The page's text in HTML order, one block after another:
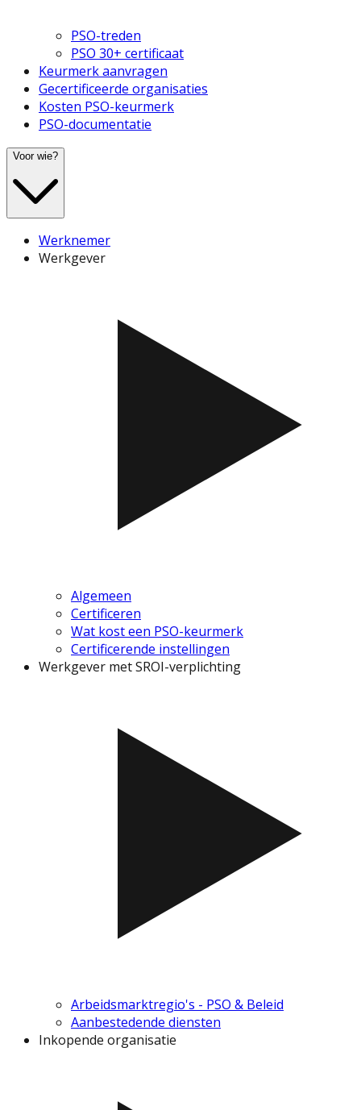
PSO-treden
PSO 30+ certificaat
Keurmerk aanvragen
Gecertificeerde organisaties
Kosten PSO-keurmerk
PSO-documentatie
Voor wie?
Werknemer
Werkgever
Algemeen
Certificeren
Wat kost een PSO-keurmerk
Certificerende instellingen
Werkgever met SROI-verplichting
Arbeidsmarktregio's - PSO & Beleid
Aanbestedende diensten
Inkopende organisatie